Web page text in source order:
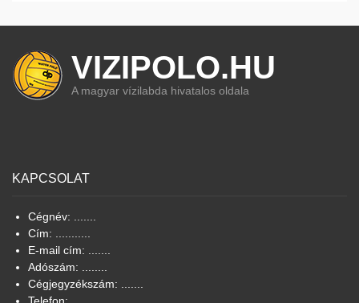
VIZIPOLO.HU
A magyar vízilabda hivatalos oldala
KAPCSOLAT
Cégnév: .......
Cím: ...........
E-mail cím: .......
Adószám: ........
Cégjegyzékszám: .......